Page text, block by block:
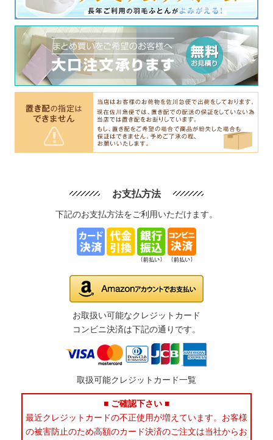
お支払方法
下記のお支払方法をご利用いただけます。
お取扱い可能なクレジットカード
コンビニ決済は下記の通りです。
取扱可能クレジットカード一覧
■ ご確認下さい ■
最近クレジットカードの不正使用が増えています。お客様
の被害防止のため高額のカード決済のご注文は当社からお